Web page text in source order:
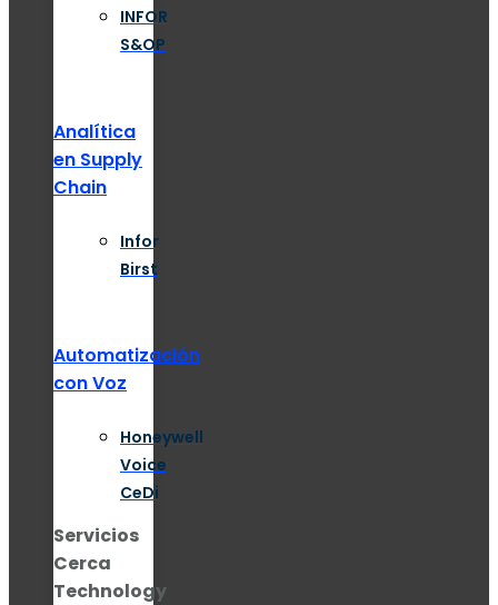
INFOR
S&OP
Analítica
en Supply
Chain
Infor
Birst
Automatización
con Voz
Honeywell
Voice
CeDi
Servicios
Cerca
Technology